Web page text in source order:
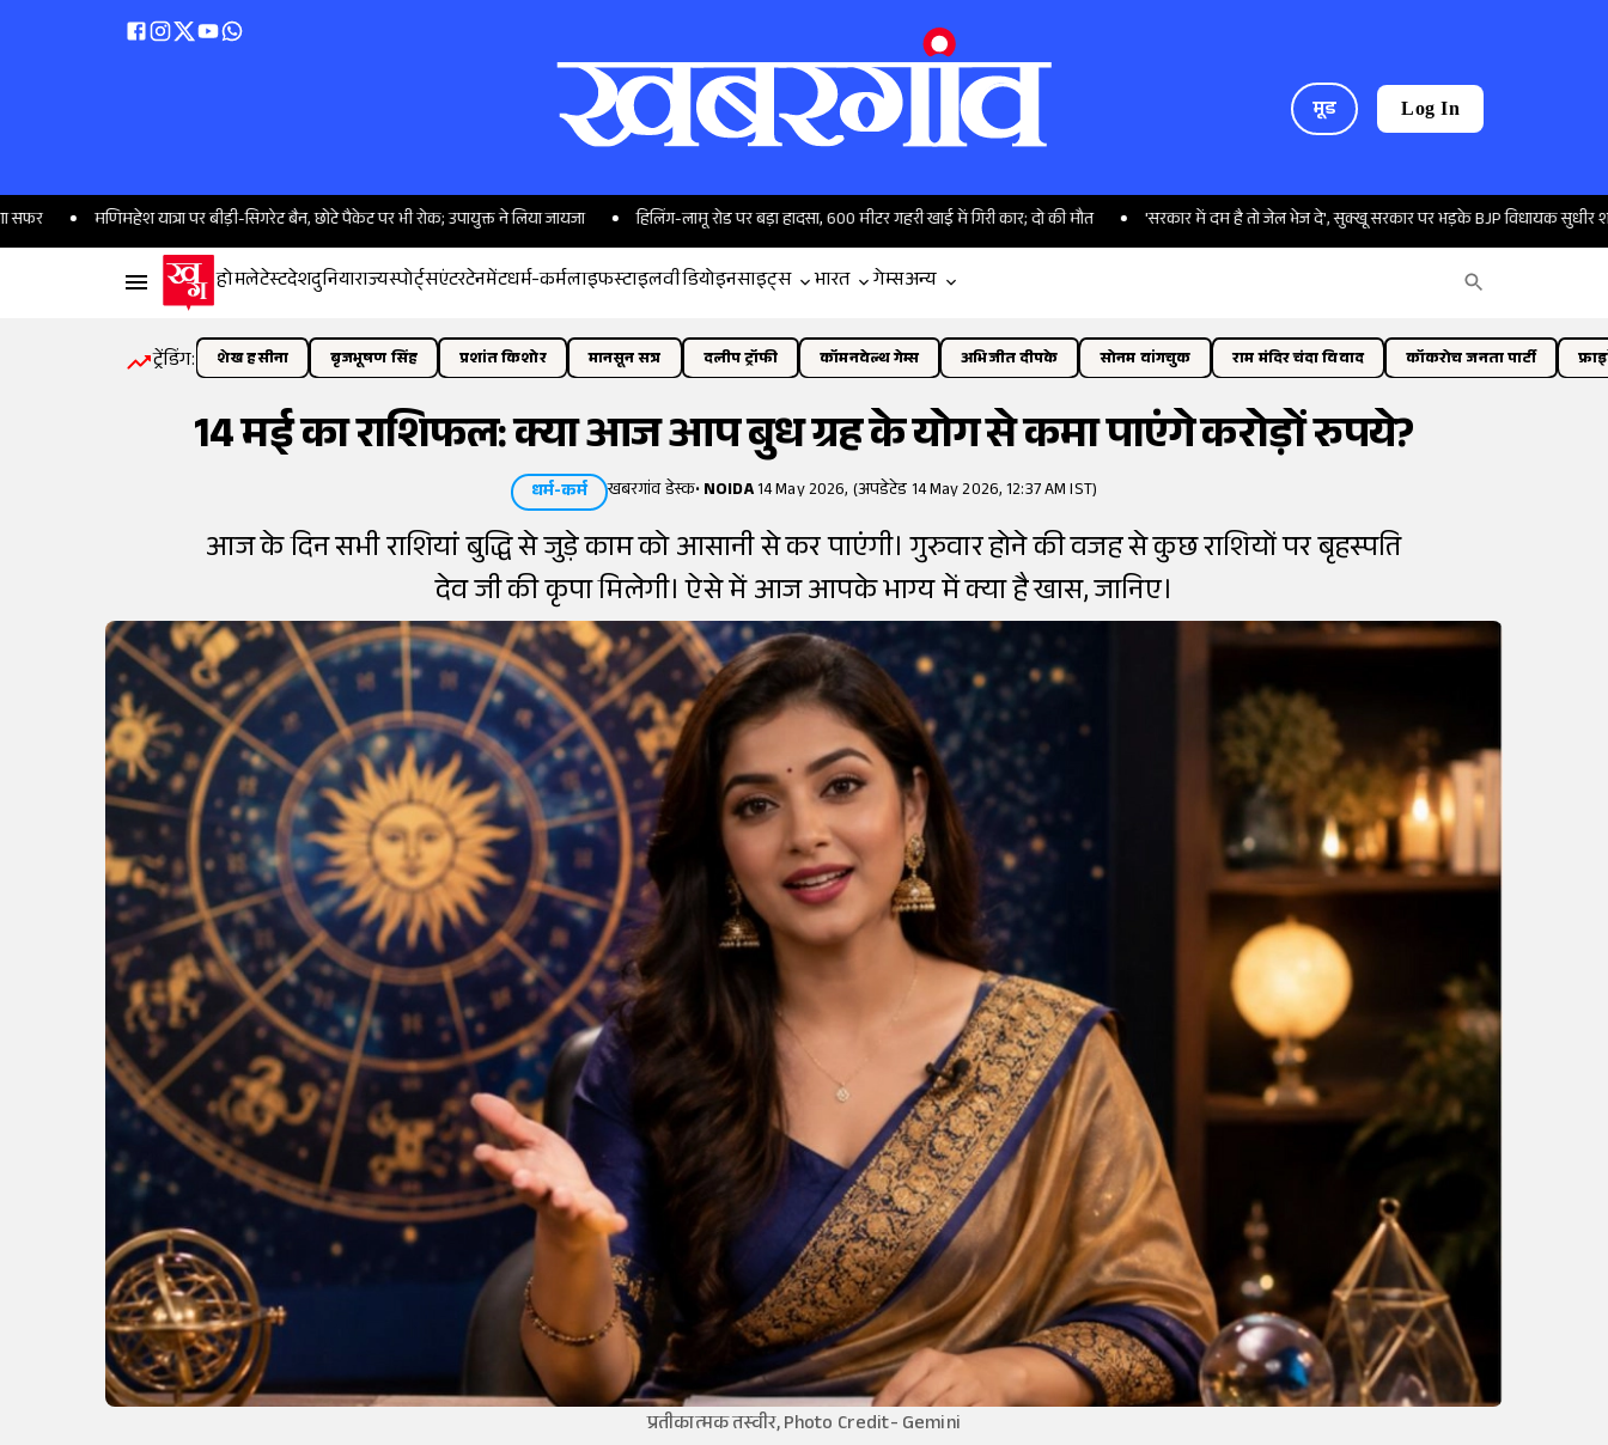
मूड Log In
मणिमहेश यात्रा पर बीड़ी-सिगरेट बैन, छोटे पैकेट पर भी रोक; उपायुक्त ने लिया जायजा हिलिंग-लामू रोड पर बड़ा हादसा, 600 मीटर गहरी खाई में गिरी कार; दो की मौत 'सरकार में दम है तो जेल भेज दे', सुक्खू सरकार पर भड़के BJP विधायक सुधीर शर्मा
होमलेटेस्टदेशदुनियाराज्यस्पोर्ट्सएंटरटेनमेंटधर्म-कर्मलाइफस्टाइलवीडियोइनसाइट्स भारत गेम्सअन्य
ट्रेंडिंग: शेख हसीना बृजभूषण सिंह प्रशांत किशोर मानसून सत्र दलीप ट्रॉफी कॉमनवेल्थ गेम्स अभिजीत दीपके सोनम वांगचुक राम मंदिर चंदा विवाद कॉकरोच जनता पार्टी
14 मई का राशिफल: क्या आज आप बुध ग्रह के योग से कमा पाएंगे करोड़ों रुपये?
धर्म-कर्म खबरगांव डेस्क•NOIDA14 May 2026, (अपडेटेड 14 May 2026, 12:37 AM IST)
आज के दिन सभी राशियां बुद्धि से जुड़े काम को आसानी से कर पाएंगी। गुरुवार होने की वजह से कुछ राशियों पर बृहस्पति
देव जी की कृपा मिलेगी। ऐसे में आज आपके भाग्य में क्या है खास, जानिए।
प्रतीकात्मक तस्वीर, Photo Credit- Gemini